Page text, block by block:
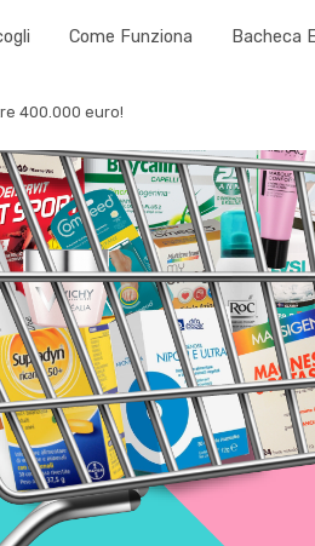
Come Funziona Bacheca
400.000 euro!